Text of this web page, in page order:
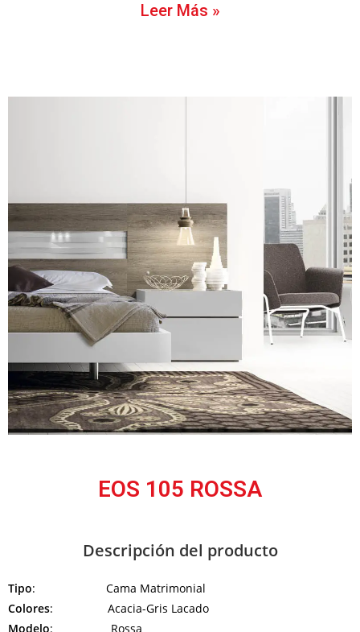
Leer Más »
EOS 105 ROSSA
Descripción del producto
Tipo: Cama Matrimonial
Colores: Acacia-Gris Lacado
Modelo: Rossa